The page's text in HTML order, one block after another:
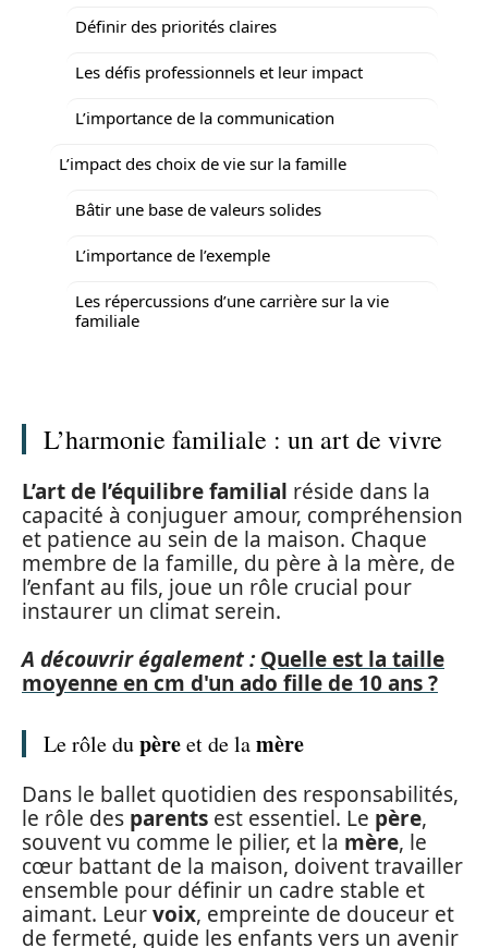
Définir des priorités claires
Les défis professionnels et leur impact
L’importance de la communication
L’impact des choix de vie sur la famille
Bâtir une base de valeurs solides
L’importance de l’exemple
Les répercussions d’une carrière sur la vie
familiale
L’harmonie familiale : un art de vivre
L’art de l’équilibre familial réside dans la
capacité à conjuguer amour, compréhension
et patience au sein de la maison. Chaque
membre de la famille, du père à la mère, de
l’enfant au fils, joue un rôle crucial pour
instaurer un climat serein.
A découvrir également : Quelle est la taille
moyenne en cm d'un ado fille de 10 ans ?
Le rôle dupèreet de lamère
Dans le ballet quotidien des responsabilités,
le rôle des parents est essentiel. Le père,
souvent vu comme le pilier, et la mère, le
cœur battant de la maison, doivent travailler
ensemble pour définir un cadre stable et
aimant. Leurvoix, empreinte de douceur et
de fermeté, guide les enfants vers un avenir